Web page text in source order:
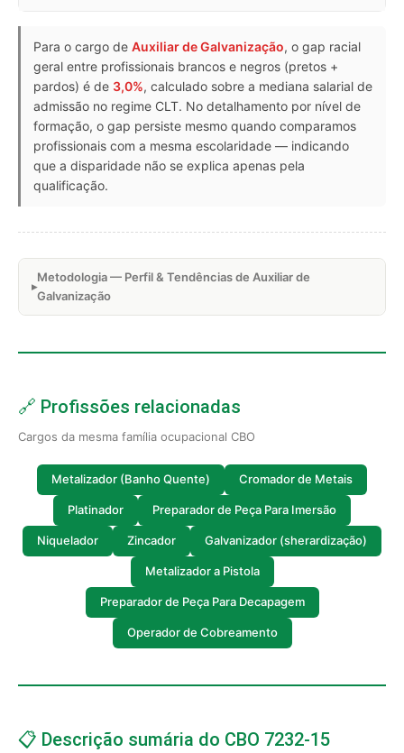
Para o cargo de Auxiliar de Galvanização, o gap racial
geral entre profissionais brancos e negros (pretos +
pardos) é de 3,0%, calculado sobre a mediana salarial de
admissão no regime CLT. No detalhamento por nível de
formação, o gap persiste mesmo quando comparamos
profissionais com a mesma escolaridade — indicando
que a disparidade não se explica apenas pela
qualificação.
Metodologia — Perfil & Tendências de Auxiliar de
Galvanização
🔗 Profissões relacionadas
Cargos da mesma família ocupacional CBO
Metalizador (Banho Quente) Cromador de Metais
Platinador Preparador de Peça Para Imersão
Niquelador Zincador Galvanizador (sherardização)
Metalizador a Pistola
Preparador de Peça Para Decapagem
Operador de Cobreamento
📋 Descrição sumária do CBO 7232-15